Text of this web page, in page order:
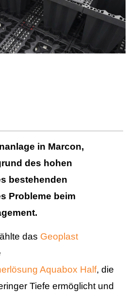
in Marcon,
des hohen
bestehenden
Probleme beim
das Geoplast
Aquabox Half, die
Tiefe ermöglicht und